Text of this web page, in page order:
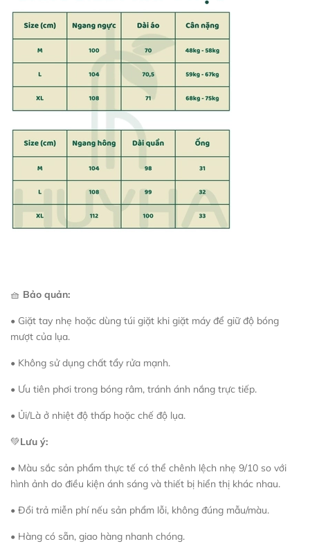
🧺 Bảo quản:
• Giặt tay nhẹ hoặc dùng túi giặt khi giặt máy để giữ độ bóng
mượt của lụa.
• Không sử dụng chất tẩy rửa mạnh.
• Ưu tiên phơi trong bóng râm, tránh ánh nắng trực tiếp.
• Ủi/Là ở nhiệt độ thấp hoặc chế độ lụa.
💚Lưu ý:
• Màu sắc sản phẩm thực tế có thể chênh lệch nhẹ 9/10 so với
hình ảnh do điều kiện ánh sáng và thiết bị hiển thị khác nhau.
• Đổi trả miễn phí nếu sản phẩm lỗi, không đúng mẫu/màu.
• Hàng có sẵn, giao hàng nhanh chóng.